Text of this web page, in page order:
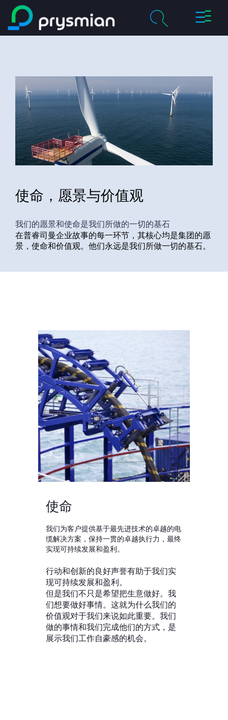
跳至主要内容
切
产品及解决方案 chevron_right
历程
职业 chevron_right
联系我们
媒体
我的普睿司曼
全球网站
使命，愿景与价值观
我们的愿景和使命是我们所做的一切的基石
在普睿司曼企业故事的每一环节，其核心均是集团的愿
景，使命和价值观。他们永远是我们所做一切的基石。
使命
我们为客户提供基于最先进技术的卓越的电
缆解决方案，保持一贯的卓越执行力，最终
实现可持续发展和盈利。
行动和创新的良好声誉有助于我们实
现可持续发展和盈利。
但是我们不只是希望把生意做好。我
们想要做好事情。这就为什么我们的
价值观对于我们来说如此重要。我们
做的事情和我们完成他们的方式，是
展示我们工作自豪感的机会。